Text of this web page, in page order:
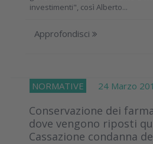
investimenti", così Alberto...
Approfondisci
NORMATIVE 24 Marzo
Conservazione dei
dove vengono riposti
Cassazione condanna